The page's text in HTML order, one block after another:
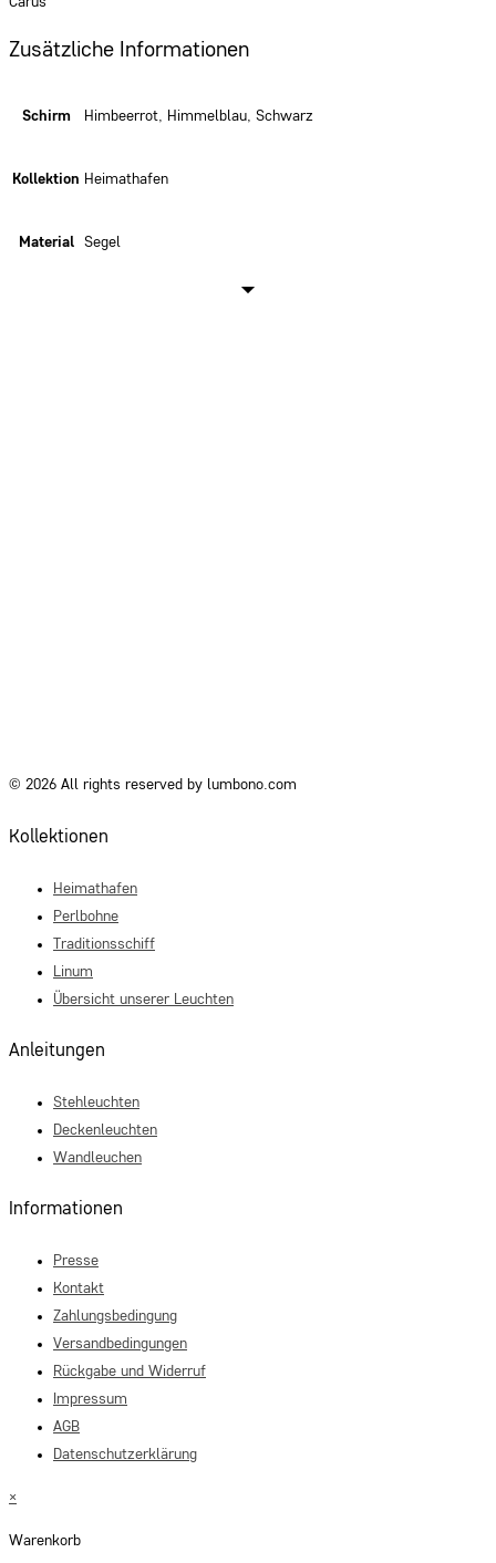
Zusätzliche Informationen
Schirm Himbeerrot, Himmelblau, Schwarz
Kollektion Heimathafen
Material Segel
© 2026 All rights reserved by lumbono.com
Kollektionen
Heimathafen
Perlbohne
Traditionsschiff
Linum
Übersicht unserer Leuchten
Anleitungen
Stehleuchten
Deckenleuchten
Wandleuchen
Informationen
Presse
Kontakt
Zahlungsbedingung
Versandbedingungen
Rückgabe und Widerruf
Impressum
AGB
Datenschutzerklärung
×
Warenkorb